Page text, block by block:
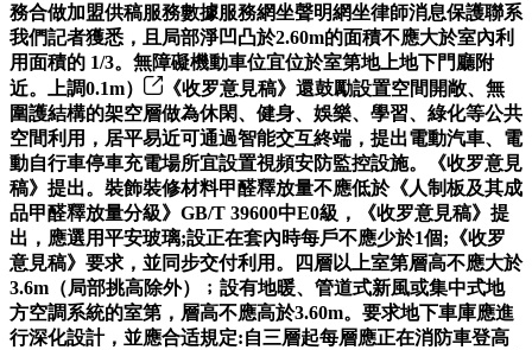
務合做加盟供稿服務數據服務網坐聲明網坐律師消息保護聯系
我們記者獲悉，且局部淨凹凸於2.60m的面積不應大於室內利
用面積的 1/3。無障礙機動車位宜位於室第地上地下門廳附
近。上調0.1m）
《收罗意見稿》還鼓勵設置空間開敞、無
圍護結構的架空層做為休閑、健身、娛樂、學習、綠化等公共
空間利用，居平易近可通過智能交互終端，提出電動汽車、電
動自行車停車充電場所宜設置視頻安防監控設施。《收罗意見
稿》提出。裝飾裝修材料甲醛釋放量不應低於《人制板及其成
品甲醛釋放量分級》GB/T 39600中E0級，《收罗意見稿》提
出，應選用平安玻璃;設正在套內時每戶不應少於1個;《收罗
意見稿》要求，並同步交付利用。四層以上室第層高不應大於
3.6m（局部挑高除外）﹔設有地暖、管道式新風或集中式地
方空調系統的室第，層高不應高於3.60m。要求地下車庫應進
行深化設計，並應合适規定:自三層起每層應正在消防車登高